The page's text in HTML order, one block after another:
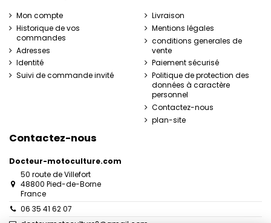
Mon compte
Historique de vos
commandes
Adresses
Identité
Suivi de commande invité
Livraison
Mentions légales
conditions generales de
vente
Paiement sécurisé
Politique de protection des
données à caractère
personnel
Contactez-nous
plan-site
Contactez-nous
Docteur-motoculture.com
50 route de Villefort
48800 Pied-de-Borne
France
06 35 41 62 07